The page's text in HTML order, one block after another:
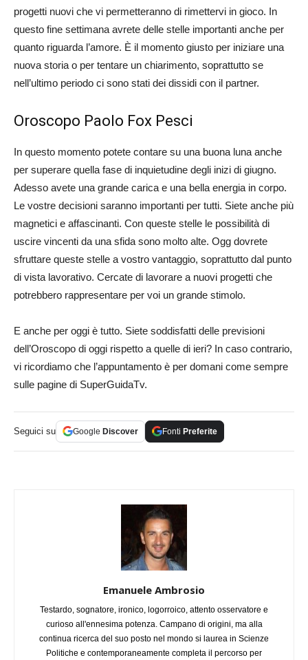
progetti nuovi che vi permetteranno di rimettervi in gioco. In
questo fine settimana avrete delle stelle importanti anche per
quanto riguarda l’amore. È il momento giusto per iniziare una
nuova storia o per tentare un chiarimento, soprattutto se
nell’ultimo periodo ci sono stati dei dissidi con il partner.
Oroscopo Paolo Fox Pesci
In questo momento potete contare su una buona luna anche
per superare quella fase di inquietudine degli inizi di giugno.
Adesso avete una grande carica e una bella energia in corpo.
Le vostre decisioni saranno importanti per tutti. Siete anche più
magnetici e affascinanti. Con queste stelle le possibilità di
uscire vincenti da una sfida sono molto alte. Ogg dovrete
sfruttare queste stelle a vostro vantaggio, soprattutto dal punto
di vista lavorativo. Cercate di lavorare a nuovi progetti che
potrebbero rappresentare per voi un grande stimolo.
E anche per oggi è tutto. Siete soddisfatti delle previsioni
dell’Oroscopo di oggi rispetto a quelle di ieri? In caso contrario,
vi ricordiamo che l’appuntamento è per domani come sempre
sulle pagine di SuperGuidaTv.
Seguici su Google Discover Fonti Preferite
Emanuele Ambrosio
Testardo, sognatore, ironico, logorroico, attento osservatore e
curioso all'ennesima potenza. Campano di origini, ma alla
continua ricerca del suo posto nel mondo si laurea in Scienze
Politiche e contemporaneamente completa il percorso per